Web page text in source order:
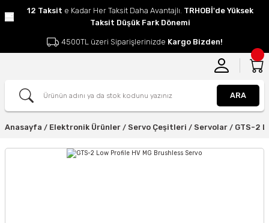
12 Taksit e Kadar Her Taksit Daha Avantajlı. TRHOBİ'de Yüksek
Taksit Düşük Fark Dönemi
4500TL üzeri Siparişlerinizde Kargo Bizden!
ARA
Anasayfa Elektronik Ürünler Servo Çeşitleri Servolar GTS-2